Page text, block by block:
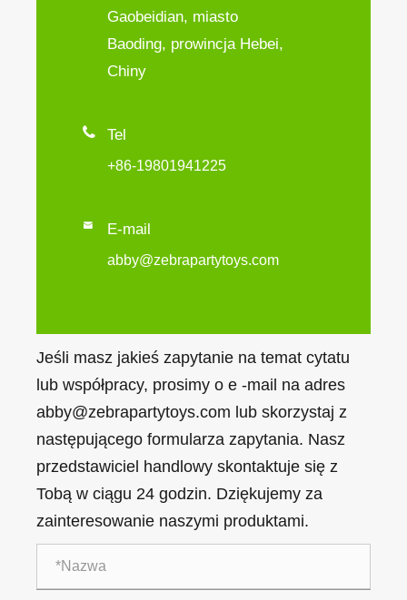
Gaobeidian, miasto
Baoding, prowincja Hebei,
Chiny
 Tel
+86-19801941225
 E-mail
abby@zebrapartytoys.com
Jeśli masz jakieś zapytanie na temat cytatu
lub współpracy, prosimy o e -mail na adres
abby@zebrapartytoys.com lub skorzystaj z
następującego formularza zapytania. Nasz
przedstawiciel handlowy skontaktuje się z
Tobą w ciągu 24 godzin. Dziękujemy za
zainteresowanie naszymi produktami.